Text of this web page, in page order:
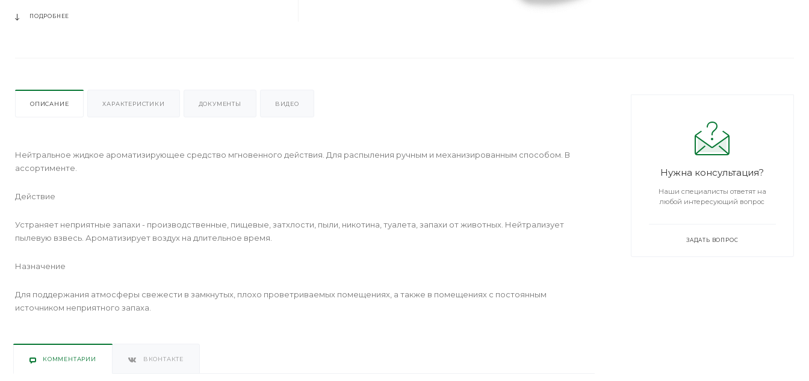
ПОДРОБНЕЕ
Нужна консультация?
Наши специалисты ответят на
любой интересующий вопрос
ЗАДАТЬ ВОПРОС
ОПИСАНИЕ ХАРАКТЕРИСТИКИ ДОКУМЕНТЫ ВИДЕО
Нейтральное жидкое ароматизирующее средство мгновенного действия. Для распыления ручным и механизированным способом. В
ассортименте.
Действие
Устраняет неприятные запахи - производственные, пищевые, затхлости, пыли, никотина, туалета, запахи от животных. Нейтрализует
пылевую взвесь. Ароматизирует воздух на длительное время.
Назначение
Для поддержания атмосферы свежести в замкнутых, плохо проветриваемых помещениях, а также в помещениях с постоянным
источником неприятного запаха.
КОММЕНТАРИИ ВКОНТАКТЕ